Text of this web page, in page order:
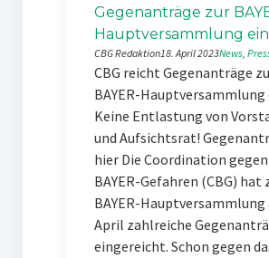
Gegenanträge zur
Hauptversammlung ein
CBG Redaktion18. April 2023News,
CBG reicht Gegenanträge
BAYER-Hauptversammlung
Keine Entlastung von
und Aufsichtsrat!
hier Die Coordination gegen
BAYER-Gefahren (CBG) hat
BAYER-Hauptversammlung
April zahlreiche
eingereicht. Schon gegen